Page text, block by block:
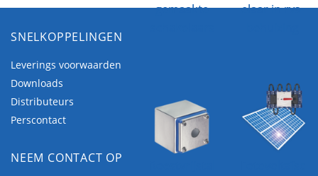
gemaakte
elaar in rvs-
SNELKOPPELINGEN
Leverings voorwaarden
Downloads
Distributeurs
Perscontact
NEEM CONTACT OP